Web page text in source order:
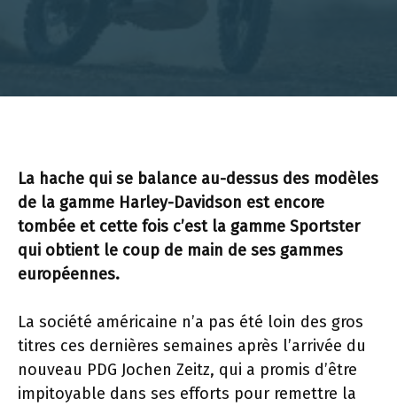
La hache qui se balance au-dessus des modèles
de la gamme Harley-Davidson est encore
tombée et cette fois c’est la gamme Sportster
qui obtient le coup de main de ses gammes
européennes.
La société américaine n’a pas été loin des gros
titres ces dernières semaines après l’arrivée du
nouveau PDG Jochen Zeitz, qui a promis d’être
impitoyable dans ses efforts pour remettre la